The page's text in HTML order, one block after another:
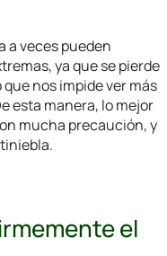
a veces pueden
ya que se pierde
nos impide ver más
esta manera, lo mejor
mucha precaución, y
el